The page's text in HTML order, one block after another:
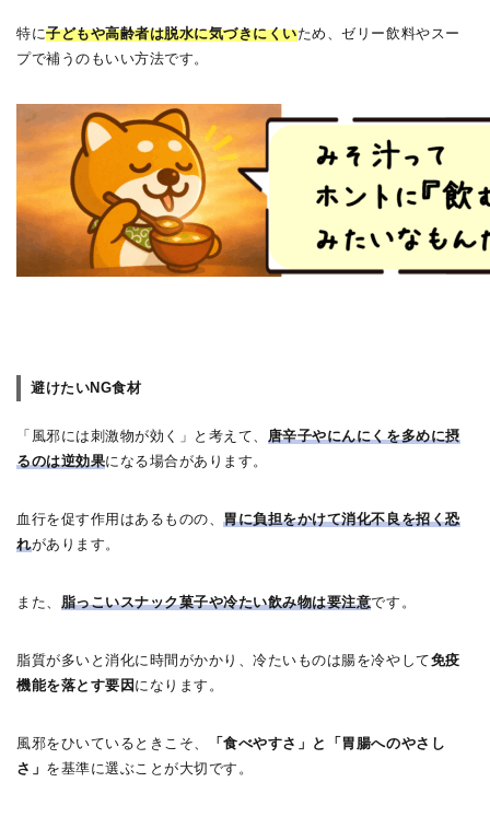
特に子どもや高齢者は脱水に気づきにくいため、ゼリー飲料やスー
プで補うのもいい方法です。
避けたいNG食材
「風邪には刺激物が効く」と考えて、 唐辛子やにんにくを多めに摂
るのは逆効果になる場合があります。
血行を促す作用はあるものの、胃に負担をかけて消化不良を招く恐
れがあります。
また、 脂っこいスナック菓子や冷たい飲み物は要注意です。
脂質が多いと消化に時間がかかり、冷たいものは腸を冷やして免疫
機能を落とす要因になります。
風邪をひいているときこそ、
「食べやすさ」と「胃腸へのやさし
さ」 を基準に選ぶことが大切です。